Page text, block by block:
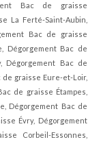
Bac de graisse
La Ferté-Saint-Aubin,
Bac de graisse
Dégorgement Bac de
Dégorgement Bac de
graisse Eure-et-Loir,
de graisse Étampes,
Dégorgement Bac de
Évry, Dégorgement
Corbeil-Essonnes,